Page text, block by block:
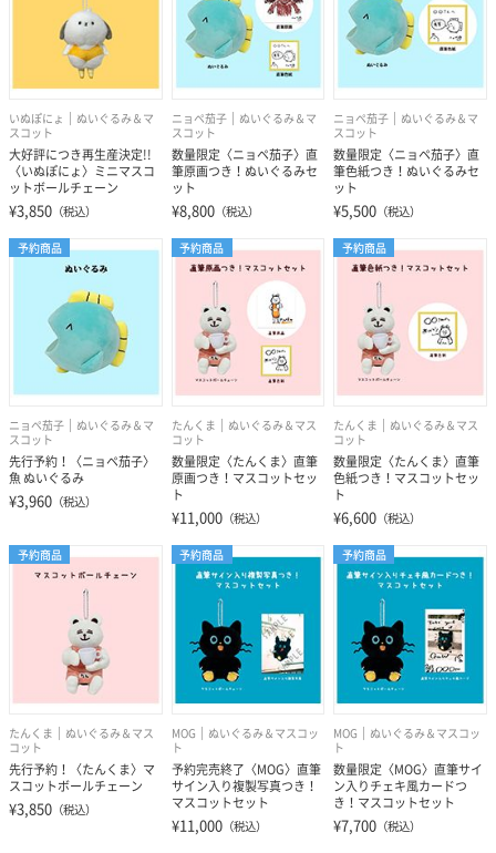
いぬぽにょ
ぬいぐるみ＆マ
スコット
大好評につき再生産決定!!
〈いぬぽにょ〉ミニマスコ
ットボールチェーン
¥3,850 （税込）
ニョペ茄子
ぬいぐるみ＆マ
スコット
数量限定〈ニョペ茄子〉直
筆原画つき！ぬいぐるみセ
ット
¥8,800（税込）
ニョペ茄子
ぬいぐるみ＆マ
スコット
数量限定〈ニョペ茄子〉直
筆色紙つき！ぬいぐるみセ
ット
¥5,500 （税込）
予約商品
ニョペ茄子
ぬいぐるみ＆マ
スコット
先行予約！〈ニョペ茄子〉
魚 ぬいぐるみ
¥3,960 （税込）
予約商品
たんくま
ぬいぐるみ＆マス
コット
数量限定〈たんくま〉直筆
原画つき！マスコットセッ
ト
¥11,000（税込）
予約商品
たんくま
ぬいぐるみ＆マス
コット
数量限定〈たんくま〉直筆
色紙つき！マスコットセッ
ト
¥6,600 （税込）
予約商品
たんくま
ぬいぐるみ＆マス
コット
先行予約！〈たんくま〉マ
スコットボールチェーン
¥3,850 （税込）
予約商品
MOG
ぬいぐるみ＆マスコッ
ト
予約完売終了〈MOG〉直筆
サイン入り複製写真つき！
マスコットセット
¥11,000（税込）
予約商品
MOG
ぬいぐるみ＆マスコッ
ト
数量限定〈MOG〉直筆サイ
ン入りチェキ風カードつ
き！マスコットセット
¥7,700 （税込）